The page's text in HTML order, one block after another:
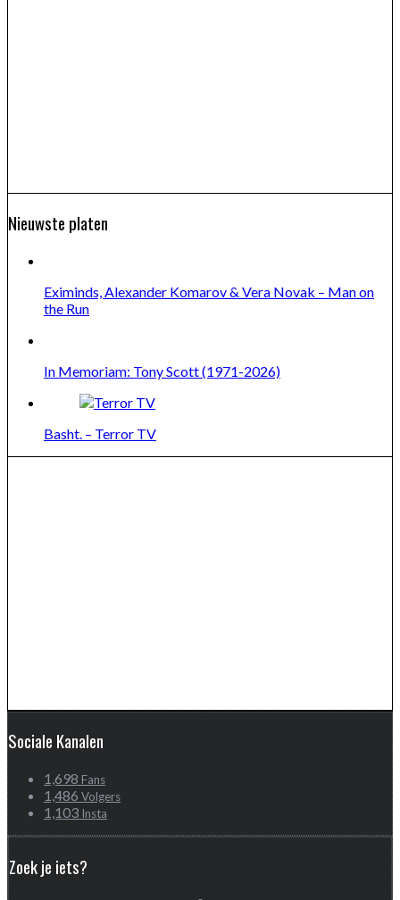
Nieuwste platen
Eximinds, Alexander Komarov & Vera Novak – Man on
the Run
In Memoriam: Tony Scott (1971-2026)
Basht. – Terror TV
Sociale Kanalen
1,698 Fans
1,486 Volgers
1,103 Insta
Zoek je iets?